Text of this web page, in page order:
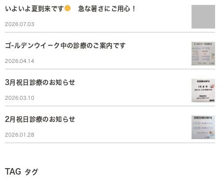
いよいよ夏到来です 急な暑さにご用心！
2026.07.03
ゴ-ルデンウイ－ク中の診療のご案内です
2026.04.14
3月祝日診療のお知らせ
2026.03.10
2月祝日診療のお知らせ
2026.01.28
TAG タグ